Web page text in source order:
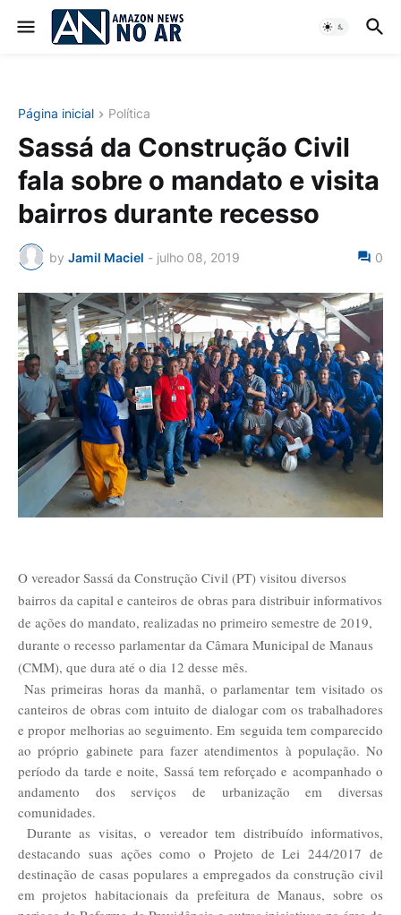
Página inicial Política
Sassá da Construção Civil
fala sobre o mandato e visita
bairros durante recesso
by Jamil Maciel - julho 08, 2019 0
O vereador Sassá da Construção Civil (PT) visitou diversos
bairros da capital e canteiros de obras para distribuir informativos
de ações do mandato, realizadas no primeiro semestre de 2019,
durante o recesso parlamentar da Câmara Municipal de Manaus
(CMM), que dura até o dia 12 desse mês.
Nas primeiras horas da manhã, o parlamentar tem visitado os
canteiros de obras com intuito de dialogar com os trabalhadores
e propor melhorias ao seguimento. Em seguida tem comparecido
ao próprio gabinete para fazer atendimentos à população. No
período da tarde e noite, Sassá tem reforçado e acompanhado o
andamento dos serviços de urbanização em diversas
comunidades.
Durante as visitas, o vereador tem distribuído informativos,
destacando suas ações como o Projeto de Lei 244/2017 de
destinação de casas populares a empregados da construção civil
em projetos habitacionais da prefeitura de Manaus, sobre os